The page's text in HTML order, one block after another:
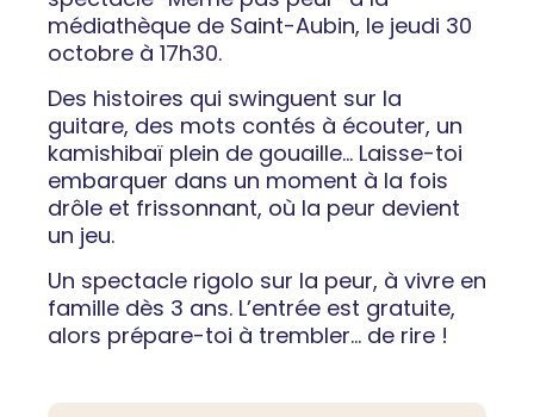
médiathèque de Saint-Aubin, le jeudi 30
octobre à 17h30.
Des histoires qui swinguent sur la
guitare, des mots contés à écouter, un
kamishibaï plein de gouaille… Laisse-toi
embarquer dans un moment à la fois
drôle et frissonnant, où la peur devient
un jeu.
Un spectacle rigolo sur la peur, à vivre en
famille dès 3 ans. L’entrée est gratuite,
alors prépare-toi à trembler… de rire !